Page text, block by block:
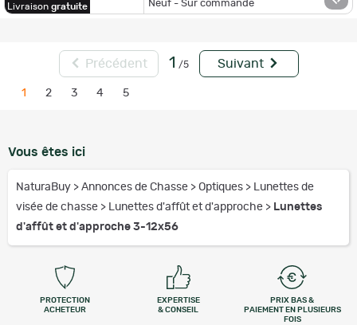
Livraison gratuite Neuf - Sur commande
Précédent 1 /5 Suivant
1 2 3 4 5
Vous êtes ici
NaturaBuy > Annonces de Chasse > Optiques > Lunettes de
visée de chasse > Lunettes d'affût et d'approche > Lunettes
d'affût et d'approche 3-12x56
PROTECTION
ACHETEUR
EXPERTISE
& CONSEIL
PRIX BAS &
PAIEMENT EN PLUSIEURS
FOIS